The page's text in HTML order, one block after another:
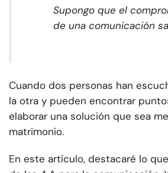
Supongo que el
de una comunicación
Cuando dos personas han
la otra y pueden encontrar
elaborar una solución que sea
matrimonio.
En este artículo, destacaré lo